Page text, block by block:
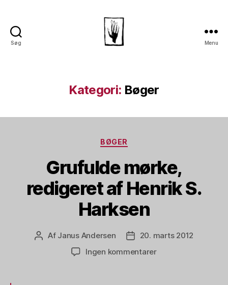
Søg Menu
Kategori: Bøger
Kategorier
BØGER
Grufulde mørke,
redigeret af Henrik S.
Harksen
Indlægsforfatter
Af Janus Andersen Indlægsdato
20. marts 2012
Ingen kommentarertil